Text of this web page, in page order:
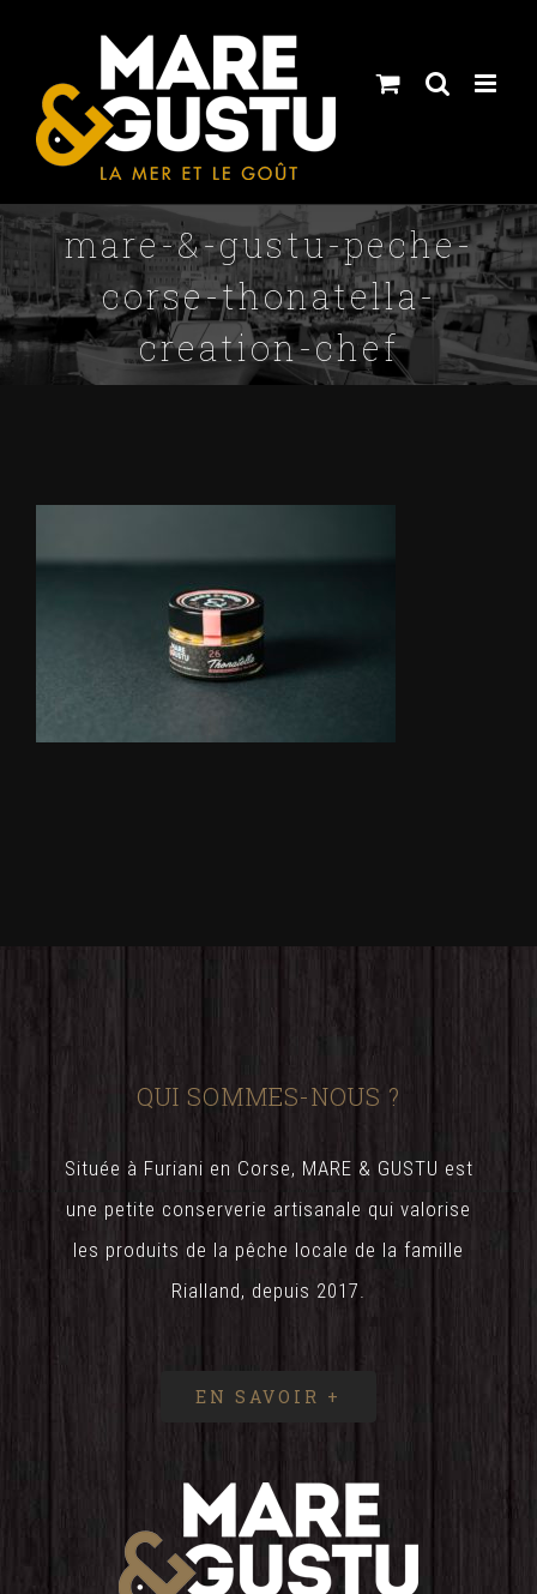
content
mare-&-gustu-peche-
corse-thonatella-
creation-chef
QUI SOMMES-NOUS ?
Située à Furiani en Corse, MARE & GUSTU est
une petite conserverie artisanale qui valorise
les produits de la pêche locale de la famille
Rialland, depuis 2017.
EN SAVOIR +